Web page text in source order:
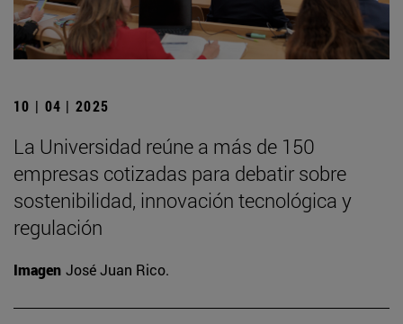
10 | 04 | 2025
La Universidad reúne a más de 150
empresas cotizadas para debatir sobre
sostenibilidad, innovación tecnológica y
regulación
Imagen José Juan Rico.